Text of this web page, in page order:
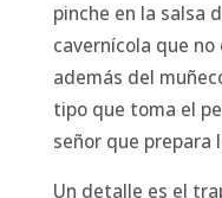
pinche en la salsa
cavernícola que
además del
tipo que toma el
señor que prepara
Un detalle es el